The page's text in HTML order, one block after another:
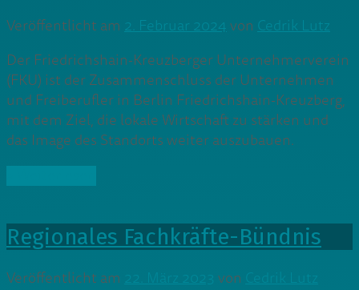
Veröffentlicht am 2. Februar 2024 von Cedrik Lutz
Der Friedrichshain-Kreuzberger Unternehmerverein
(FKU) ist der Zusammenschluss der Unternehmen
und Freiberufler in Berlin Friedrichshain-Kreuzberg,
mit dem Ziel, die lokale Wirtschaft zu stärken und
das Image des Standorts weiter auszubauen.
Regionales Fachkräfte-Bündnis
Veröffentlicht am von